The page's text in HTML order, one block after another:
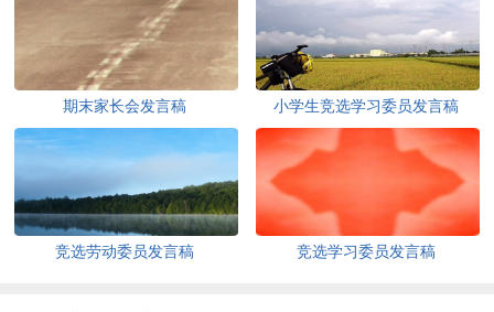
期末家长会发言稿 小学生竞选学习委员发言稿
竞选劳动委员发言稿 竞选学习委员发言稿